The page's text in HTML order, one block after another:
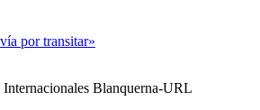
por transitar»
Blanquerna-URL